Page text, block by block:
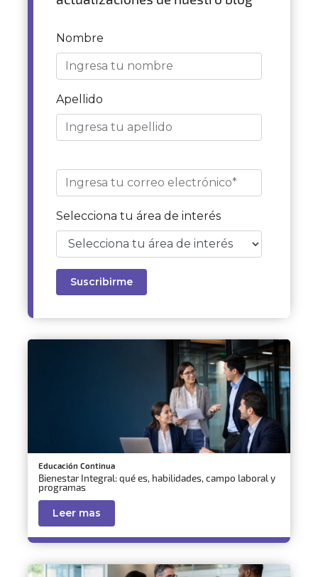
Nombre
Apellido
Selecciona tu área de interés
Educación Continua
Bienestar Integral: qué es, habilidades, campo laboral y
programas
Leer mas